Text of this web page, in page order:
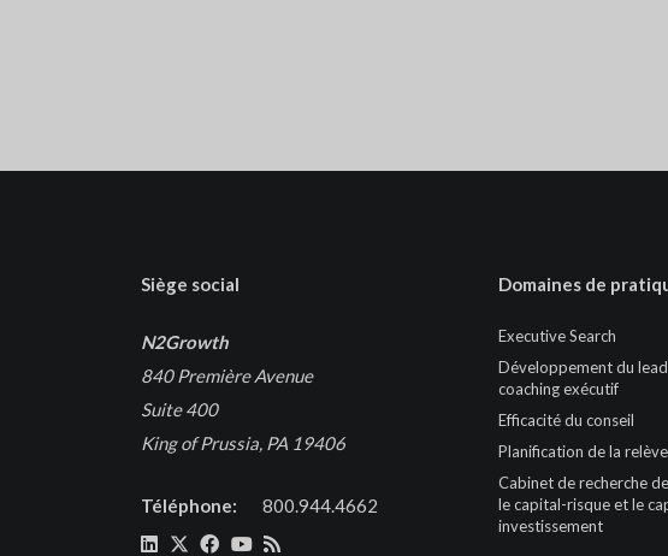
Siège social
N2Growth
840 Première Avenue
Suite 400
King of Prussia, PA 19406
Téléphone: 800.944.4662
Domaines de
Executive Search
Développement du
coaching exécutif
Efficacité du conseil
Planification de la relève
Cabinet de recherche
le capital-risque et le
investissement